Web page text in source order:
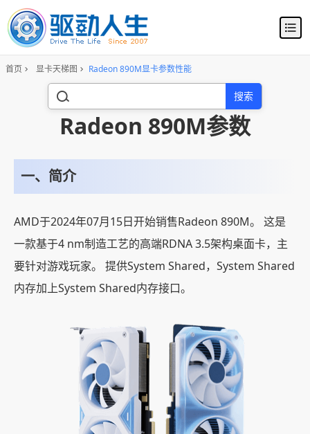
首页 显卡天梯图 Radeon 890M显卡参数性能
搜索
Radeon 890M参数
一、简介
AMD于2024年07月15日开始销售Radeon 890M。 这是
一款基于4 nm制造工艺的高端RDNA 3.5架构桌面卡，主
要针对游戏玩家。 提供System Shared，System Shared
内存加上System Shared内存接口。